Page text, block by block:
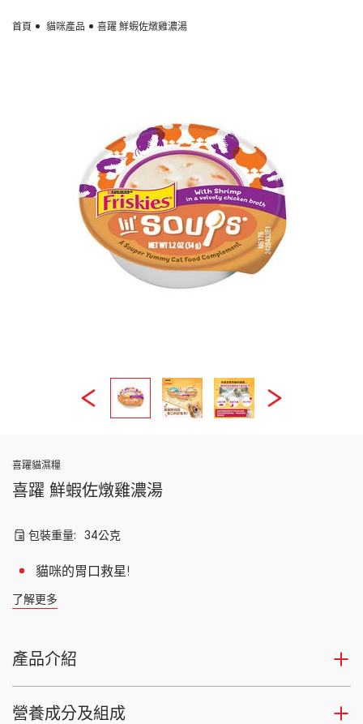
首頁 貓咪產品 喜躍 鮮蝦佐燉雞濃湯
喜躍貓濕糧
喜躍 鮮蝦佐燉雞濃湯
包裝重量: 34公克
貓咪的胃口救星!
了解更多
產品介紹
營養成分及組成